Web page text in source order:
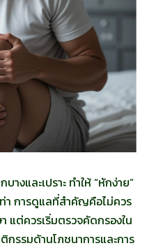
างและเปราะ ทำให้ “หักง่าย”
า การดูแลที่สำคัญคือไม่ควร
แต่ควรเริ่มตรวจคัดกรองใน
รรมด้านโภชนาการและการ